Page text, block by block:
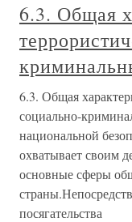
6.3. Общая
6.3. Общая
социально-
национальной
охватывает своим
основные сферы
посягательства